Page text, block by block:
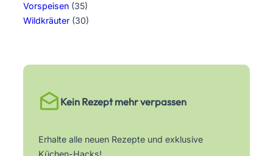
Vorspeisen (35)
Wildkräuter (30)
Kein Rezept mehr verpassen
Erhalte alle neuen Rezepte und exklusive